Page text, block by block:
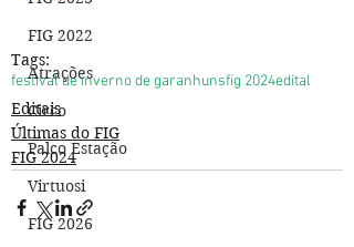
FIG 2022
Atrações
Circo
Palco Estação
Virtuosi
FIG 2026
Tags:
festival de inverno de garanhunsfig 2024edital
Editais
Últimas do FIG
FIG 2024